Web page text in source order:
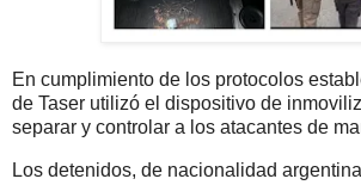
En cumplimiento de los protocolos
de Taser utilizó el dispositivo de
separar y controlar a los atacantes de
Los detenidos, de nacionalidad